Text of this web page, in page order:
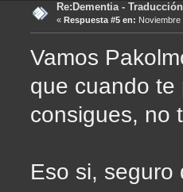
Re:Dementia -
« Respuesta #5 en: Noviembre
Vamos
que cuando
consigues, no
Eso si, seguro